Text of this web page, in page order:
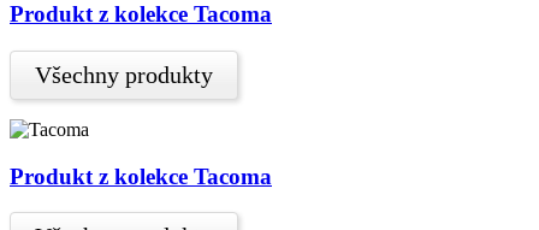
Produkt z kolekce Tacoma
Všechny produkty
Produkt z kolekce Tacoma